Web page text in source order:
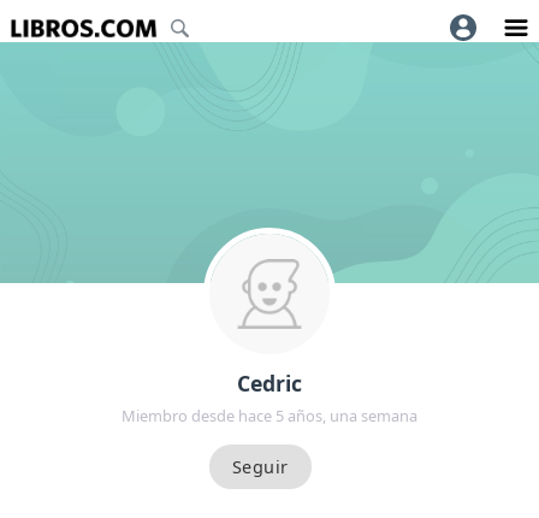
Cedric
Miembro desde hace 5 años, una semana